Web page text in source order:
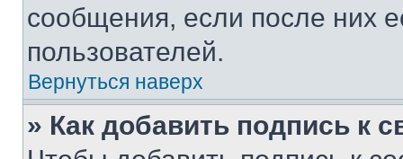
сообщения, если после них
пользователей.
Вернуться наверх
» Как добавить подпись к